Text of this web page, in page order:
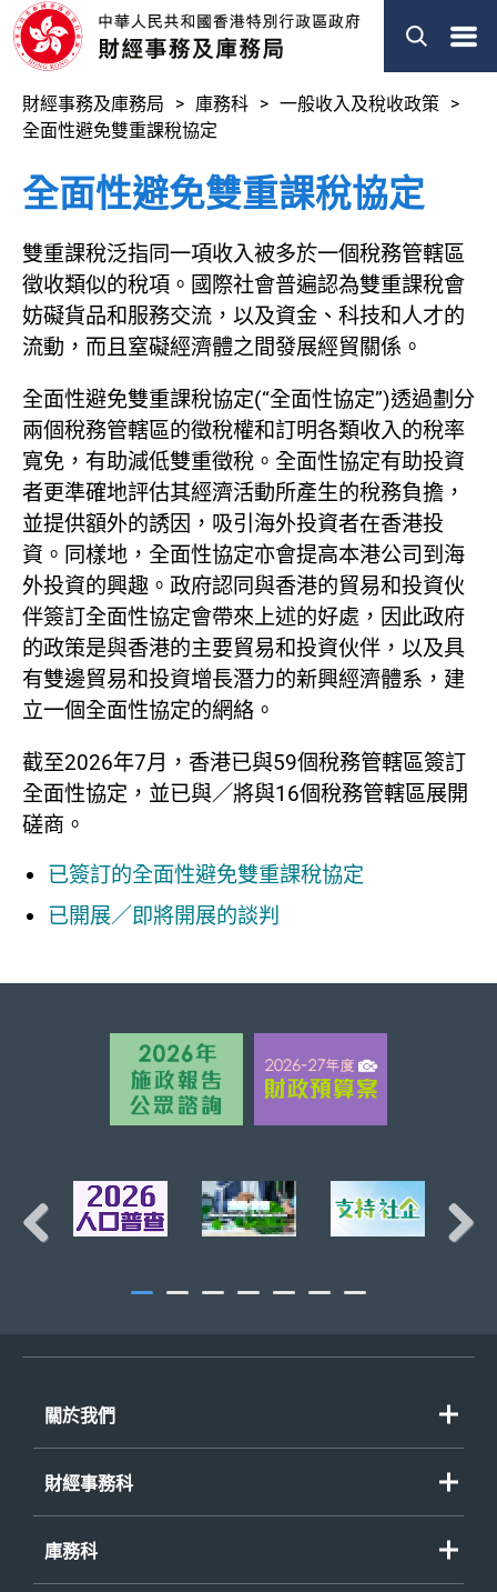
菜
財經事務及庫務局 庫務科
一般收入及稅收政策
全面性避免雙重課稅協定
全面性避免雙重課稅協定
雙重課稅泛指同一項收入被多於一個稅務管轄區
徵收類似的稅項。國際社會普遍認為雙重課稅會
妨礙貨品和服務交流，以及資金、科技和人才的
流動，而且窒礙經濟體之間發展經貿關係。
全面性避免雙重課稅協定(“全面性協定”)透過劃分
兩個稅務管轄區的徵稅權和訂明各類收入的稅率
寬免，有助減低雙重徵稅。全面性協定有助投資
者更準確地評估其經濟活動所產生的稅務負擔，
並提供額外的誘因，吸引海外投資者在香港投
資。同樣地，全面性協定亦會提高本港公司到海
外投資的興趣。政府認同與香港的貿易和投資伙
伴簽訂全面性協定會帶來上述的好處，因此政府
的政策是與香港的主要貿易和投資伙伴，以及具
有雙邊貿易和投資增長潛力的新興經濟體系，建
立一個全面性協定的網絡。
截至2026年7月，香港已與59個稅務管轄區簽訂
全面性協定，並已與／將與16個稅務管轄區展開
磋商。
已簽訂的全面性避免雙重課稅協定
已開展／即將開展的談判
頁首
關於我們
財經事務科
庫務科